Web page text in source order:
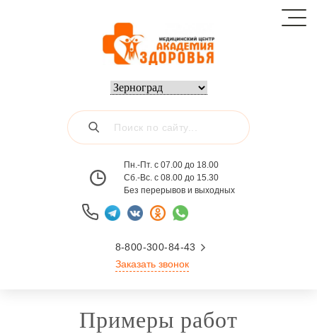
Пн.-Пт. с 07.00 до 18.00
Сб.-Вс. с 08.00 до 15.30
Без перерывов и выходных
8-800-300-84-43
Заказать звонок
Примеры работ